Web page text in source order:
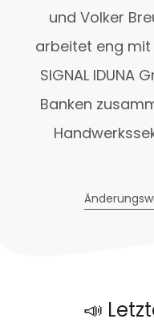
und Volker
arbeitet eng mit
SIGNAL IDUNA
Banken